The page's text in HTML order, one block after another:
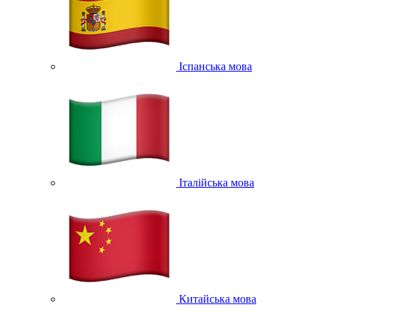
Іспанська мова
Італійська мова
Китайська мова